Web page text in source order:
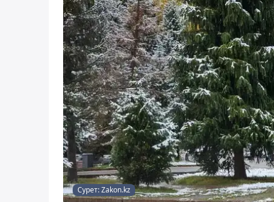
Сурет: Zakon.kz